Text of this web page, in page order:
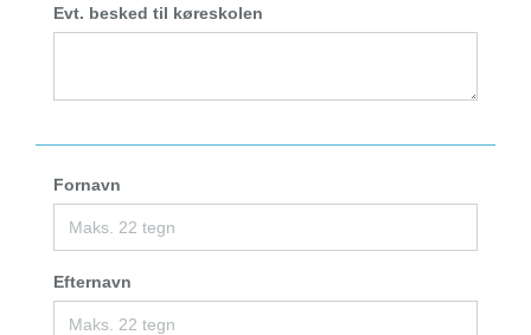
Evt. besked til køreskolen
Fornavn
Efternavn